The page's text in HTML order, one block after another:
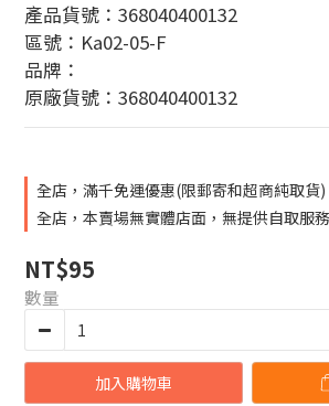
產品貨號：368040400132
區號：Ka02-05-F
品牌：
原廠貨號：368040400132
全店，滿千免運優惠(限郵寄和超商純取貨)
全店，本賣場無實體店面，無提供自取服
NT$95
數量
加入購物車